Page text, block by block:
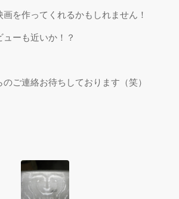
を作ってくれるかもしれません！
ューも近いか！？
ご連絡お待ちしております（笑）